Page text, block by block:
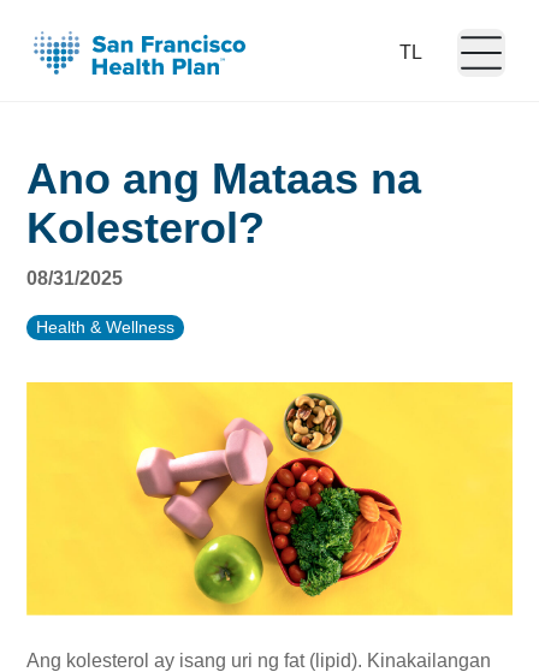
Language:Open
Ano ang Mataas na
Kolesterol?
08/31/2025
Health & Wellness
Ang kolesterol ay isang uri ng fat (lipid). Kinakailangan